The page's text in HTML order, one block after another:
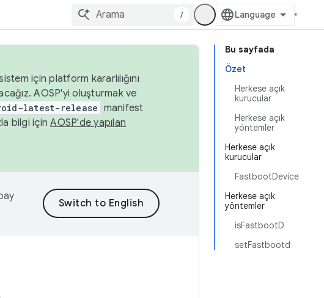
/
Bu sayfada
Özet
Herkese açık
kurucular
Herkese açık
yöntemler
Herkese açık
kurucular
FastbootDevice
Herkese açık
yöntemler
isFastbootD
setFastbootd
için platform kararlılığını
AOSP'yi oluşturmak ve
latest-release manifest
bilgi içinAOSP'de yapılan